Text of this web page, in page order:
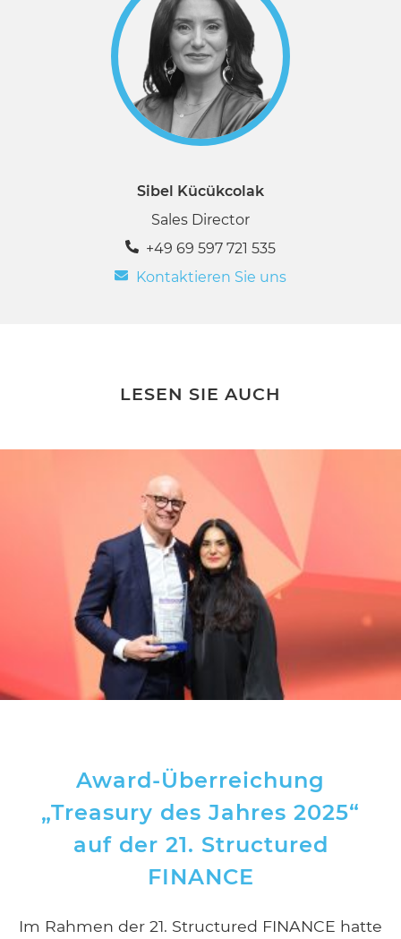
Sibel Kücükcolak
Sales Director
+49 69 597 721 535
Kontaktieren Sie uns
LESEN SIE AUCH
Award-Überreichung
„Treasury des Jahres 2025“
auf der 21. Structured
FINANCE
Im Rahmen der 21. Structured FINANCE hatte